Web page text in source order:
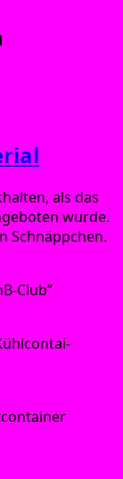
als das
wur­de.
Schnäppchen.
Club”